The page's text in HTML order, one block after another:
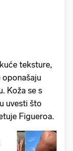
teksture,
Koža se s
uvesti što
Figueroa.